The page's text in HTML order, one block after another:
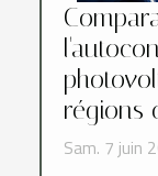
régions
Sam. 7 juin